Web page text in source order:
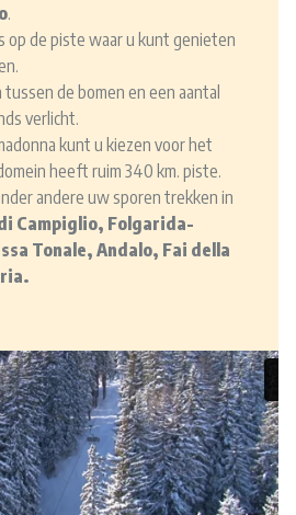
.
op de piste waar u kunt genieten
de bomen en een aantal
verlicht.
kunt u kiezen voor het
heeft ruim 340 km. piste.
andere uw sporen trekken in
Campiglio, Folgarida-
Tonale, Andalo, Fai della